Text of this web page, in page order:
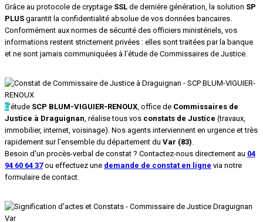
Grâce au protocole de cryptage SSL de dernière génération, la solution SP
PLUS garantit la confidentialité absolue de vos données bancaires.
Conformément aux normes de sécurité des officiers ministériels, vos
informations restent strictement privées : elles sont traitées par la banque
et ne sont jamais communiquées à l’étude de Commissaires de Justice.
L ’étude SCP BLUM-VIGUIER-RENOUX , office de Commissaires de
Justice à Draguignan , réalise tous vos constats de Justice (travaux,
immobilier, internet, voisinage). Nos agents interviennent en urgence et très
rapidement sur l'ensemble du département du Var (83)
Besoin d'un procès-verbal de constat ? Contactez-nous directement au 04
94 60 64 37ou effectuez une demande de constat en ligne via notre
formulaire de contact.